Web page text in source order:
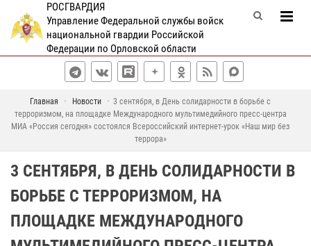
РОСГВАРДИЯ
Управление Федеральной службы войск
национальной гвардии Российской
Федерации по Орловской области
Главная Новости
3 сентября, в День солидарности в борьбе с
терроризмом, на площадке Международного мультимедийного пресс-центра
МИА «Россия сегодня» состоялся Всероссийский интернет-урок «Наш мир без
террора»
3 СЕНТЯБРЯ, В ДЕНЬ СОЛИДАРНОСТИ В
БОРЬБЕ С ТЕРРОРИЗМОМ, НА
ПЛОЩАДКЕ МЕЖДУНАРОДНОГО